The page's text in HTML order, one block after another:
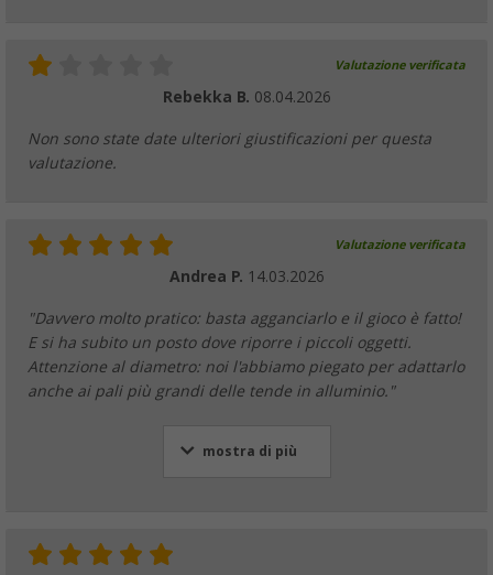
Valutazione verificata
Rebekka B. 08.04.2026
Non sono state date ulteriori giustificazioni per questa
valutazione.
Valutazione verificata
Andrea P. 14.03.2026
"Davvero molto pratico: basta agganciarlo e il gioco è fatto!
E si ha subito un posto dove riporre i piccoli oggetti.
Attenzione al diametro: noi l'abbiamo piegato per adattarlo
anche ai pali più grandi delle tende in alluminio."
mostra di più